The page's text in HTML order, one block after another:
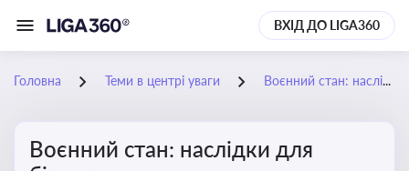
ВХІД ДО LIGA360
Головна Теми в центрі уваги Воєнний стан: наслідки для бізнесу
Воєнний стан: наслідки для